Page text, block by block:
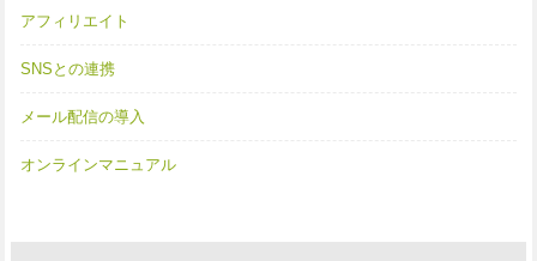
アフィリエイト
SNSとの連携
メール配信の導入
オンラインマニュアル